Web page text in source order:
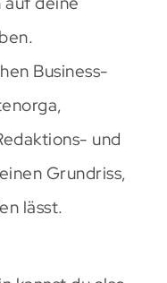
Business-
und
Grundriss,
lässt.